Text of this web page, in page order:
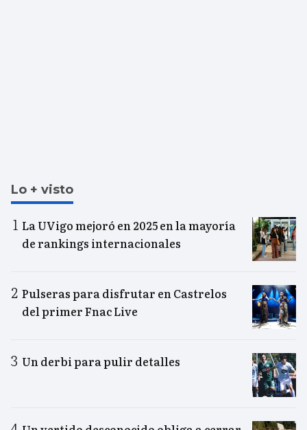
Lo + visto
La UVigo mejoró en 2025 en la mayoría
de rankings internacionales
Pulseras para disfrutar en Castrelos
del primer Fnac Live
Un derbi para pulir detalles